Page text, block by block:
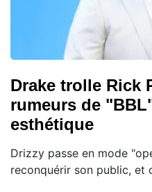
Drake trolle Rick
rumeurs de
esthétique
Drizzy passe en mode
reconquérir son public, et